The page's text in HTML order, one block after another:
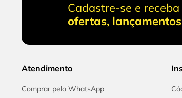
Cadastre-se e
ofertas,
Atendimento
Comprar pelo WhatsApp